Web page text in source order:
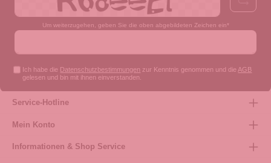
Um weiterzugehen, geben Sie die oben abgebildeten Zeichen ein*
Ich habe die Datenschutzbestimmungen zur Kenntnis genommen und die AGB
gelesen und bin mit ihnen einverstanden.
Service-Hotline
Mein Konto
Informationen & Shop Service